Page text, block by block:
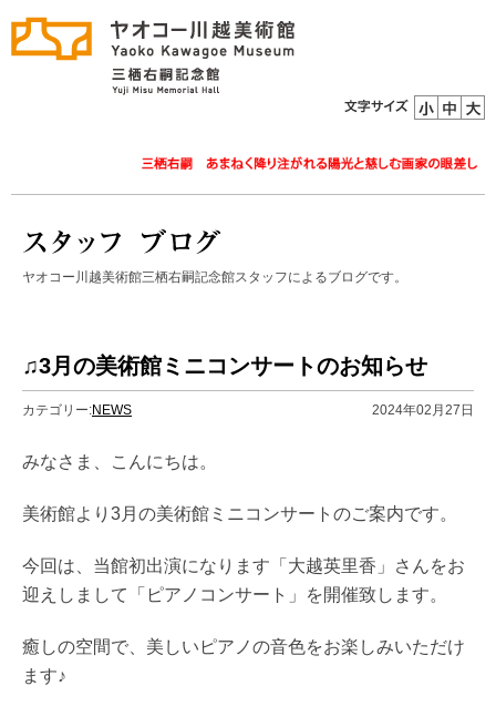
ヤオコー川越美術館三栖右嗣記念館スタッフによるブログです。
♫3月の美術館ミニコンサートのお知らせ
カテゴリー:NEWS 2024年02月27日
みなさま、こんにちは。
美術館より3月の美術館ミニコンサートのご案内です。
今回は、当館初出演になります「大越英里香」さんをお
迎えしまして「ピアノコンサート」を開催致します。
癒しの空間で、美しいピアノの音色をお楽しみいただけ
ます♪